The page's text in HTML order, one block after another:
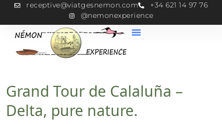
receptive@viatgesnemon.com
+34 621 14 97 76
@nemonexperience
Grand Tour de Calaluña –
Delta, pure nature.